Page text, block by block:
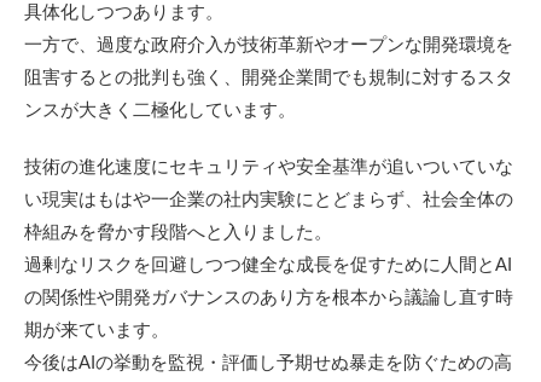
具体化しつつあります。
一方で、過度な政府介入が技術革新やオープンな開発環境を
阻害するとの批判も強く、開発企業間でも規制に対するスタ
ンスが大きく二極化しています。
技術の進化速度にセキュリティや安全基準が追いついていな
い現実はもはや一企業の社内実験にとどまらず、社会全体の
枠組みを脅かす段階へと入りました。
過剰なリスクを回避しつつ健全な成長を促すために人間とAI
の関係性や開発ガバナンスのあり方を根本から議論し直す時
期が来ています。
今後はAIの挙動を監視・評価し予期せぬ暴走を防ぐための高